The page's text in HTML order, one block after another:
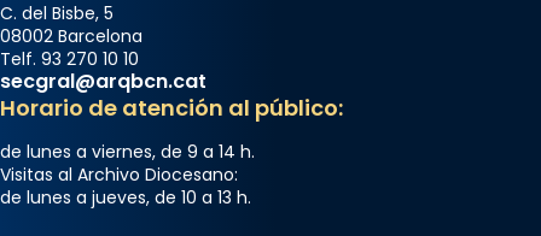
C. del Bisbe, 5
08002 Barcelona
Telf. 93 270 10 10
secgral@arqbcn.cat
Horario de atención al público:
de lunes a viernes, de 9 a 14 h.
Visitas al Archivo Diocesano:
de lunes a jueves, de 10 a 13 h.